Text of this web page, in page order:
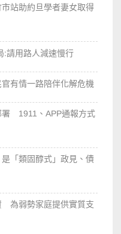
站助約旦學者妻女取得
:請用路人減速慢行
有情一路陪伴化解危機
署 1911、APP通報方式
「類固醇式」政見、債
為弱勢家庭提供實質支